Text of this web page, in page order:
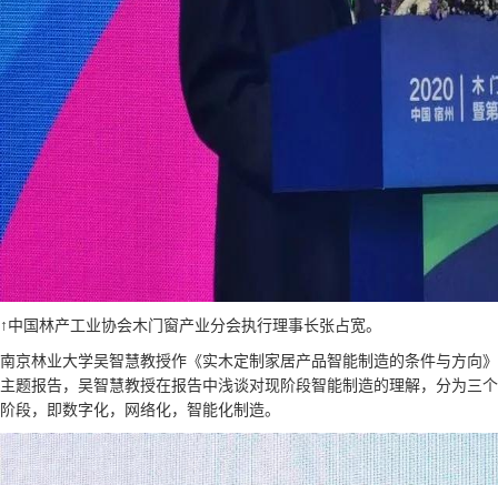
↑中国林产工业协会木门窗产业分会执行理事长张占宽。
南京林业大学吴智慧教授作《实木定制家居产品智能制造的条件与方向》
主题报告，吴智慧教授在报告中浅谈对现阶段智能制造的理解，分为三个
阶段，即数字化，网络化，智能化制造。